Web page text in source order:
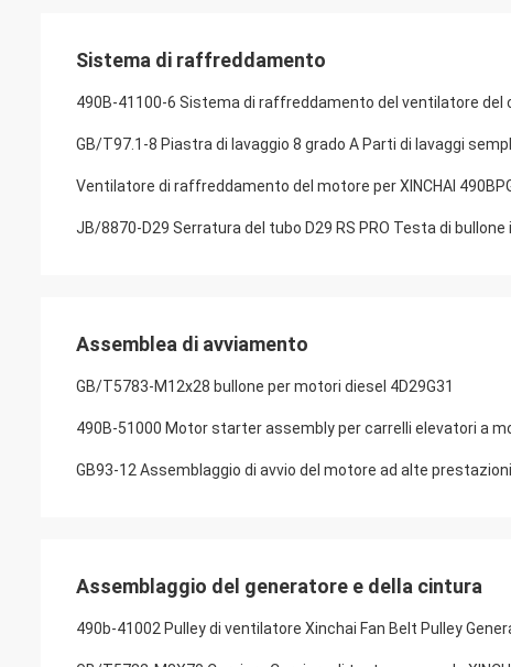
Sistema di raffreddamento
490B-41100-6 Sistema di raffreddamento del ventilatore del
GB/T97.1-8 Piastra di lavaggio 8 grado A Parti di lavaggi
Ventilatore di raffreddamento del motore per XINCHAI
JB/8870-D29 Serratura del tubo D29 RS PRO Testa di
Assemblea di avviamento
GB/T5783-M12x28 bullone per motori diesel 4D29G31
490B-51000 Motor starter assembly per carrelli elevatori a
GB93-12 Assemblaggio di avvio del motore ad alte prestazioni
Assemblaggio del generatore e della cintura
490b-41002 Pulley di ventilatore Xinchai Fan Belt Pulley